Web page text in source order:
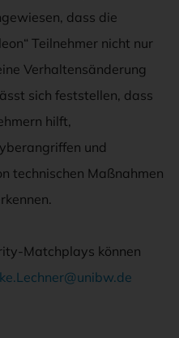
dass die
Teilnehmer nicht nur
Verhaltensänderung
sich feststellen, dass
hilft,
und
technischen Maßnahmen
Matchplays können